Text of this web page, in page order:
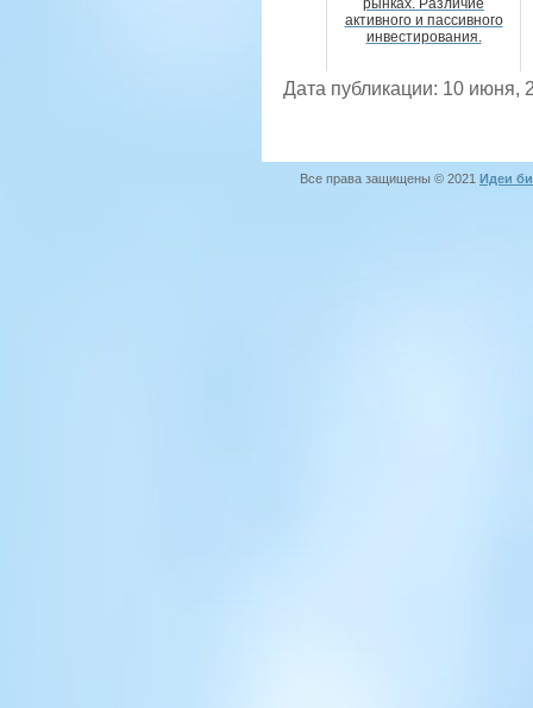
рынках. Различие
активного и пассивного
инвестирования.
Дата публикации: 10 июня,
Все права защищены © 2021 Идеи